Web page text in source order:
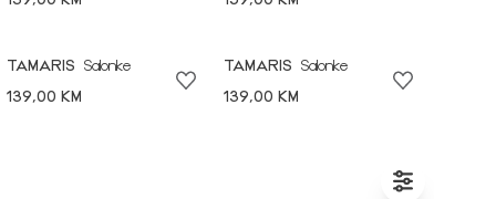
TAMARIS
Salonke
139,00 KM
TAMARIS
Salonke
139,00 KM